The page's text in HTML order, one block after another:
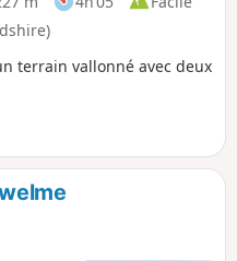
terrain vallonné avec deux